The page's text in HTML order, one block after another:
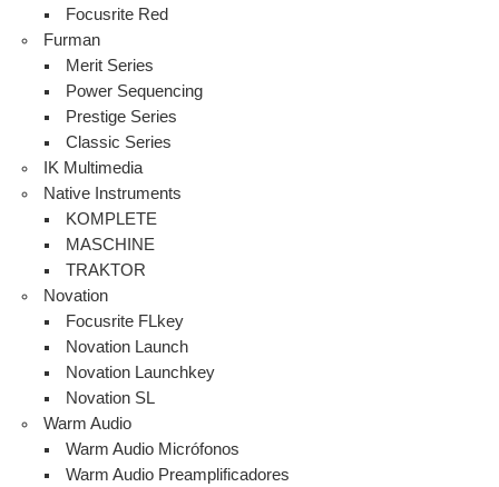
Focusrite Red
Furman
Merit Series
Power Sequencing
Prestige Series
Classic Series
IK Multimedia
Native Instruments
KOMPLETE
MASCHINE
TRAKTOR
Novation
Focusrite FLkey
Novation Launch
Novation Launchkey
Novation SL
Warm Audio
Warm Audio Micrófonos
Warm Audio Preamplificadores